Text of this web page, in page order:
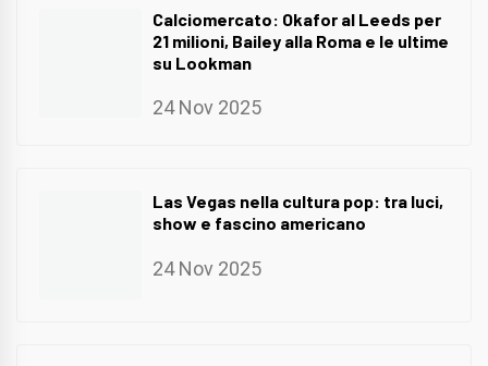
Calciomercato: Okafor al Leeds per
21 milioni, Bailey alla Roma e le ultime
su Lookman
24 Nov 2025
Las Vegas nella cultura pop: tra luci,
show e fascino americano
24 Nov 2025